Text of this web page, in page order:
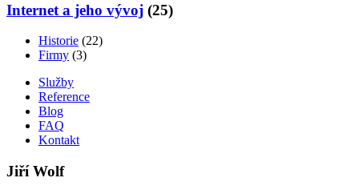
Internet a jeho vývoj (25)
Historie (22)
Firmy (3)
Služby
Reference
Blog
FAQ
Kontakt
Jiří Wolf